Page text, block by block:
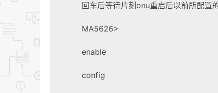
回车后等待片刻onu重启后以前所配置
MA5626>
enable
config